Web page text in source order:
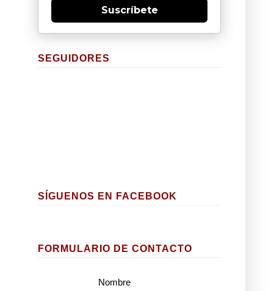
Suscríbete
SEGUIDORES
SÍGUENOS EN FACEBOOK
FORMULARIO DE CONTACTO
Nombre